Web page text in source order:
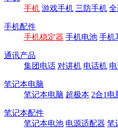
手机 游戏手机 三防手机
手机配件
手机稳定器 手机电池 手机
通讯产品
集团电话 对讲机 电话机
笔记本电脑
笔记本电脑 超极本 2合1电
笔记本配件
笔记本电池 电源适配器 笔